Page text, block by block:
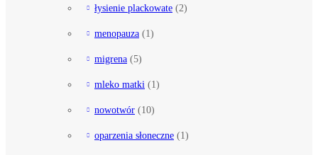
łysienie plackowate (2)
menopauza (1)
migrena (5)
mleko matki (1)
nowotwór (10)
oparzenia słoneczne (1)